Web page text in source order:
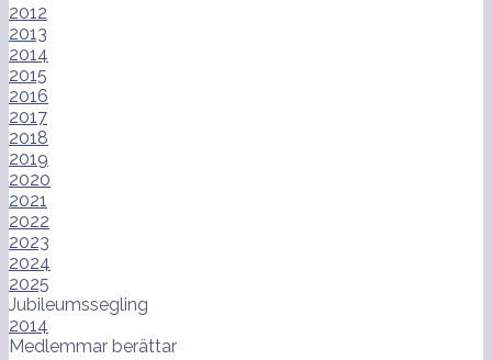
2012
2013
2014
2015
2016
2017
2018
2019
2020
2021
2022
2023
2024
2025
Jubileumssegling
2014
Medlemmar berättar